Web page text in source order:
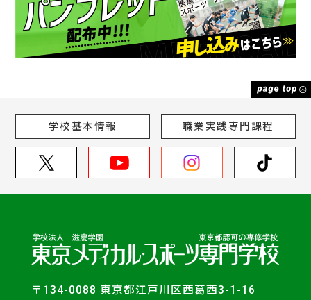
学校基本情報 職業実践専門課程
〒134-0088 東京都江戸川区西葛西3-1-16